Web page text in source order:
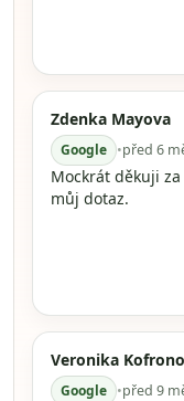
Zdenka Mayova
Google •před 6
Mockrát děkuji
můj dotaz.
Veronika
Google •před 9